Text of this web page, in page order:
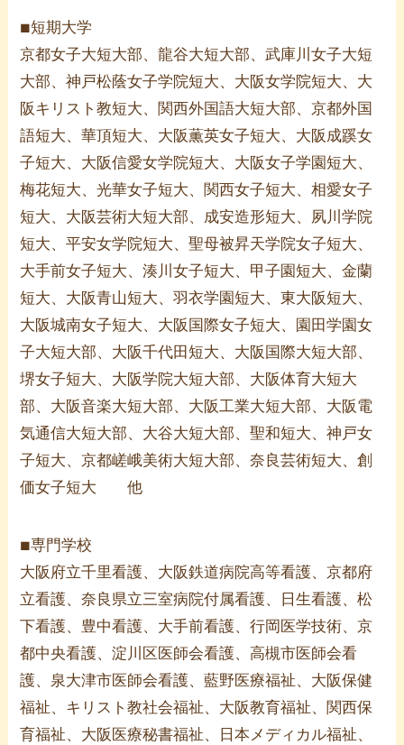
■短期大学
京都女子大短大部、龍谷大短大部、武庫川女子大短
大部、神戸松蔭女子学院短大、大阪女学院短大、大
阪キリスト教短大、関西外国語大短大部、京都外国
語短大、華頂短大、大阪薫英女子短大、大阪成蹊女
子短大、大阪信愛女学院短大、大阪女子学園短大、
梅花短大、光華女子短大、関西女子短大、相愛女子
短大、大阪芸術大短大部、成安造形短大、夙川学院
短大、平安女学院短大、聖母被昇天学院女子短大、
大手前女子短大、湊川女子短大、甲子園短大、金蘭
短大、大阪青山短大、羽衣学園短大、東大阪短大、
大阪城南女子短大、大阪国際女子短大、園田学園女
子大短大部、大阪千代田短大、大阪国際大短大部、
堺女子短大、大阪学院大短大部、大阪体育大短大
部、大阪音楽大短大部、大阪工業大短大部、大阪電
気通信大短大部、大谷大短大部、聖和短大、神戸女
子短大、京都嵯峨美術大短大部、奈良芸術短大、創
価女子短大 他
■専門学校
大阪府立千里看護、大阪鉄道病院高等看護、京都府
立看護、奈良県立三室病院付属看護、日生看護、松
下看護、豊中看護、大手前看護、行岡医学技術、京
都中央看護、淀川区医師会看護、高槻市医師会看
護、泉大津市医師会看護、藍野医療福祉、大阪保健
福祉、キリスト教社会福祉、大阪教育福祉、関西保
育福祉、大阪医療秘書福祉、日本メディカル福祉、